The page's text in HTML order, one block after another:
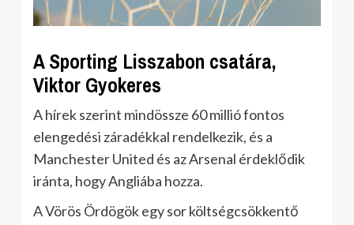
A Sporting Lisszabon csatára,
Viktor Gyokeres
A hírek szerint mindössze 60 millió fontos
elengedési záradékkal rendelkezik, és a
Manchester United és az Arsenal érdeklődik
iránta, hogy Angliába hozza.
A Vörös Ördögök egy sor költségcsökkentő